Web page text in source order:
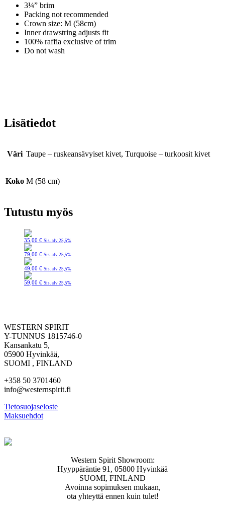
3¼” brim
Packing not recommended
Crown size: M (58cm)
Inner drawstring adjusts fit
100% raffia exclusive of trim
Do not wash
Lisätiedot
Väri Taupe – ruskeansävyiset kivet, Turquoise – turkoosit kivet
Koko M (58 cm)
Tutustu myös
35,00 € Sis. alv 25,5%
79,00 € Sis. alv 25,5%
49,00 € Sis. alv 25,5%
59,00 € Sis. alv 25,5%
WESTERN SPIRIT
Y-TUNNUS 1815746-0
Kansankatu 5,
05900 Hyvinkää,
SUOMI , FINLAND
+358 50 3701460
info@westernspirit.fi
Tietosuojaseloste
Maksuehdot
Western Spirit Showroom:
Hyyppäräntie 91, 05800 Hyvinkää
SUOMI, FINLAND
Avoinna sopimuksen mukaan,
ota yhteyttä ennen kuin tulet!